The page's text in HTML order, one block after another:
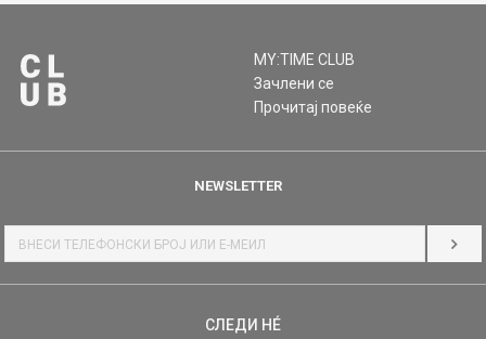
MY:TIME CLUB
Зачлени се
Прочитај повеќе
NEWSLETTER
СЛЕДИ НÉ